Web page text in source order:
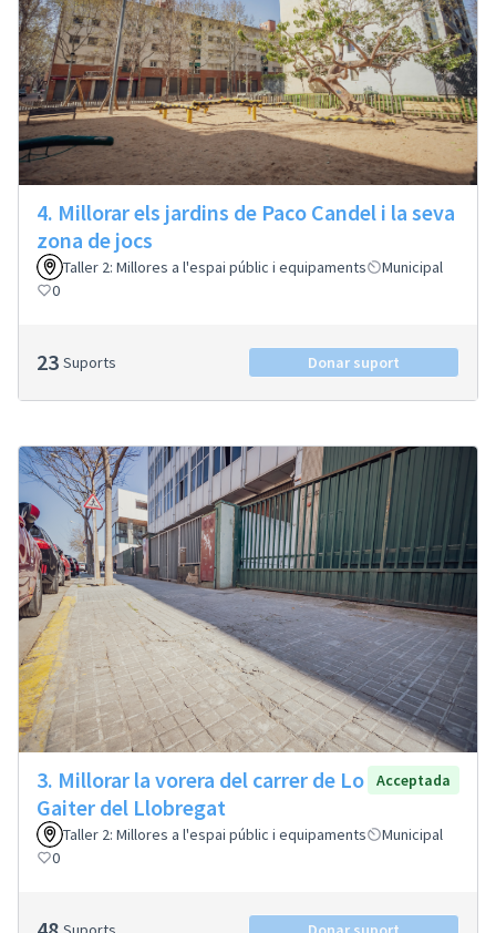
4. Millorar els jardins de Paco Candel i la seva
zona de jocs
Taller 2: Millores a l'espai públic i equipaments
Municipal
0
23 Suports Donar suport
3. Millorar la vorera del carrer de Lo
Gaiter del Llobregat
Acceptada
Taller 2: Millores a l'espai públic i equipaments
Municipal
0